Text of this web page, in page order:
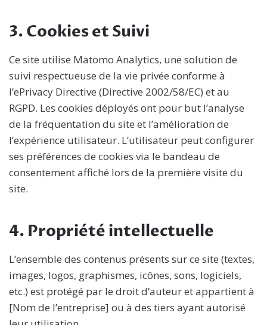
3. Cookies et Suivi
Ce site utilise Matomo Analytics, une solution de
suivi respectueuse de la vie privée conforme à
l’ePrivacy Directive (Directive 2002/58/EC) et au
RGPD. Les cookies déployés ont pour but l’analyse
de la fréquentation du site et l’amélioration de
l’expérience utilisateur. L’utilisateur peut configurer
ses préférences de cookies via le bandeau de
consentement affiché lors de la première visite du
site.
4. Propriété intellectuelle
L’ensemble des contenus présents sur ce site (textes,
images, logos, graphismes, icônes, sons, logiciels,
etc.) est protégé par le droit d’auteur et appartient à
[Nom de l’entreprise] ou à des tiers ayant autorisé